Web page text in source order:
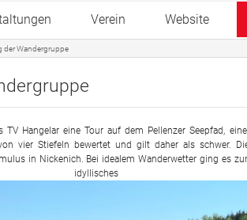
mit Juliane und Jacky
mit Daniela Krämer
mit Andrea Milz
Krabbelturnen
Eltern-Kind-Turnen
Mädchenturnen bis 10 Jahre
Kind-Vormittag
Spielefest
Verein
Mitgliedschaft
Ehrenmitglieder
Geschäftsstelle
Website
Sitemap
Bildergalerien
Login
Wandergruppe
Hangelar eine Tour auf dem Pellenzer Seepfad,
vier Stiefeln bewertet und gilt daher als schwer.
in Nickenich. Bei idealem Wanderwetter ging es